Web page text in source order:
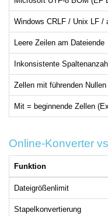
Windows CRLF / Unix LF /
Leere Zeilen am Dateiende
Inkonsistente
Zellen mit führenden
Mit = beginnende Zellen
Online-Konverter
Funktion
Dateigrößenlimit
Stapelkonvertierung